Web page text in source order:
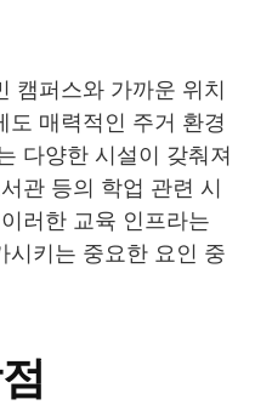
캠퍼스와 가까운 위치
도 매력적인 주거 환경
다양한 시설이 갖춰져
관 등의 학업 관련 시
러한 교육 인프라는
시키는 중요한 요인 중